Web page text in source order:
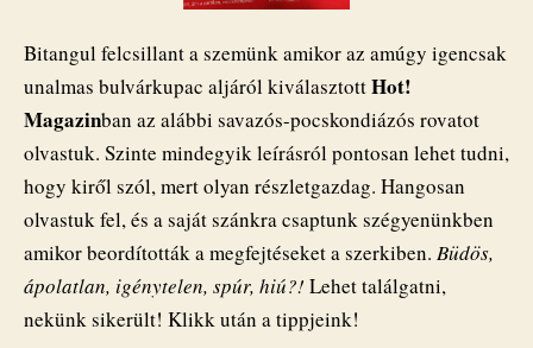
Bitangul felcsillant a szemünk amikor az amúgy igencsak
unalmas bulvárkupac aljáról kiválasztottHot!
Magazinban az alábbi savazós-pocskondiázós rovatot
olvastuk. Szinte mindegyik leírásról pontosan lehet tudni,
hogy kiről szól, mert olyan részletgazdag. Hangosan
olvastuk fel, és a saját szánkra csaptunk szégyenünkben
amikor beordították a megfejtéseket a szerkiben. Büdös,
ápolatlan, igénytelen, spúr, hiú?! Lehet találgatni,
nekünk sikerült! Klikk után a tippjeink!